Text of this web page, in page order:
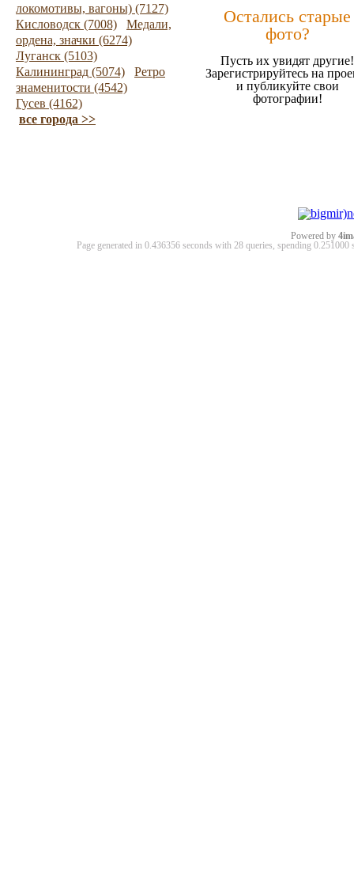
локомотивы, вагоны) (7127)
Кисловодск (7008)
Медали,
ордена, значки (6274)
Луганск (5103)
Калининград (5074)
Ретро
знаменитости (4542)
Гусев (4162)
все города >>
Остались старые
фото?
Пусть их увидят другие!
Зарегистрируйтесь на
и публикуйте свои
фотографии!
Powered by
Page generated in 0.436356 seconds with 28 queries, spending